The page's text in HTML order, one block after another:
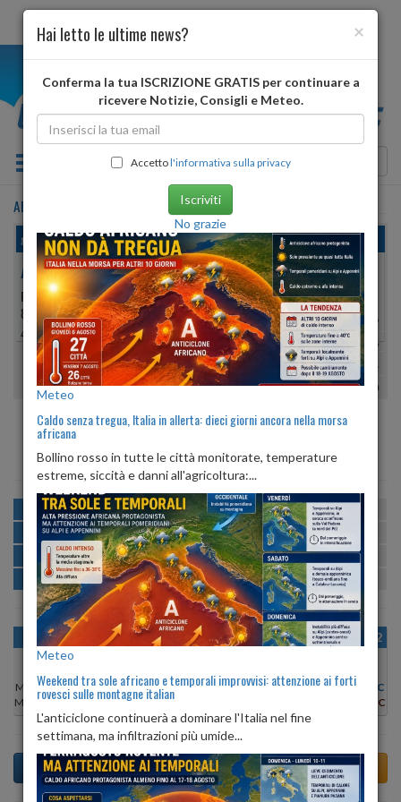
Toggle navigation
ABBADIA SAN SALVATORE previsioni meteo
giovedì, 06 agosto 2026
ABBADIA SAN SALVATORE
PROVINCIA DI:SIENA
822 METRI S.L.M.
42º 52′ 59″ N 11º 40′ 14″ E
Min:27°| Max:29°
Umidità46% 64%
vento calmo
Pioggia:1 mm| Neve:0 mm
ore 06:10 ore 20:29
MATTINA min:19º max:26º U:54%
POMERIGGIO min:27º max:29º U:46%
SERA min:22º max:30º U:71%-90%
NOTTE min:20º max:22º U:66%
OGGI
Min: 27°C
Max:29°C
VEN 07
Min: 26°C
Max:28°C
SAB 08
Min:25°C
Max: 26°C
DOM 09
Min:25°C
LUN 10
Min:25°C
MAR 11
Min:27°C
MER 12
Min:
26°C
28°C
×
Hai letto le ultime news?
Conferma la tua ISCRIZIONE GRATIS per continuare a
ricevere Notizie, Consigli e Meteo.
Accettol'informativa sulla privacy
Iscriviti
No grazie
Meteo
Caldo senza tregua, Italia in allerta: dieci giorni ancora nella morsa
africana
Bollino rosso in tutte le città monitorate, temperature
estreme, siccità e danni all'agricoltura:...
Meteo
Weekend tra sole africano e temporali improvvisi: attenzione ai forti
rovesci sulle montagne italian
L'anticiclone continuerà a dominare l'Italia nel fine
settimana, ma infiltrazioni più umide...